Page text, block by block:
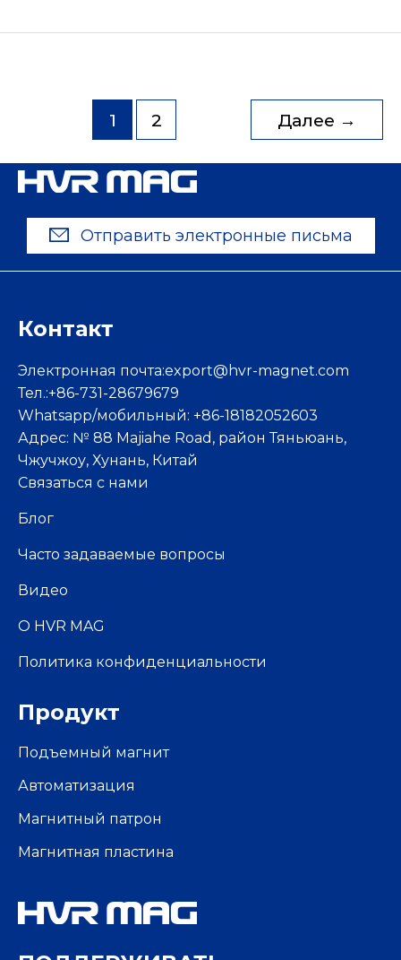
1 2 Далее →
Отправить электронные письма
Контакт
Электронная почта:export@hvr-magnet.com
Тел.:+86-731-28679679
Whatsapp/мобильный: +86-18182052603
Адрес: № 88 Majiahe Road, район Тяньюань,
Чжучжоу, Хунань, Китай
Связаться с нами
Блог
Часто задаваемые вопросы
Видео
О HVR MAG
Политика конфиденциальности
Продукт
Подъемный магнит
Автоматизация
Магнитный патрон
Магнитная пластина